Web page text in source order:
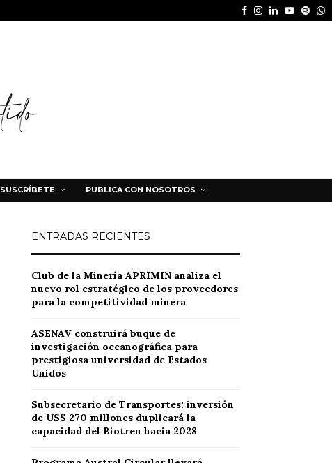
Facebook
Instagram
LinkedinYoutube
SUSCRÍBETE PUBLICA CON NOSOTROS
ENTRADAS RECIENTES
Club de la Minería APRIMIN analiza el
nuevo rol estratégico de los proveedores
para la competitividad minera
ASENAV construirá buque de
investigación oceanográfica para
prestigiosa universidad de Estados
Unidos
Subsecretario de Transportes: inversión
de US$ 270 millones duplicará la
capacidad del Biotren hacia 2028